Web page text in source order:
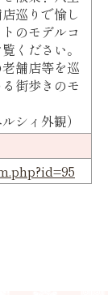
巡りで愉し
のモデルコ
ください。
舗店等を巡
街歩きのモ
シィ外観）